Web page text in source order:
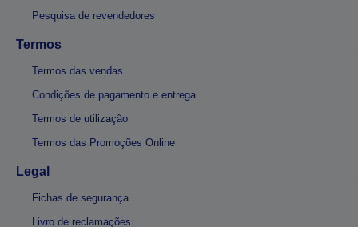
Pesquisa de revendedores
Termos
Termos das vendas
Condições de pagamento e entrega
Termos de utilização
Termos das Promoções Online
Legal
Fichas de segurança
Livro de reclamações